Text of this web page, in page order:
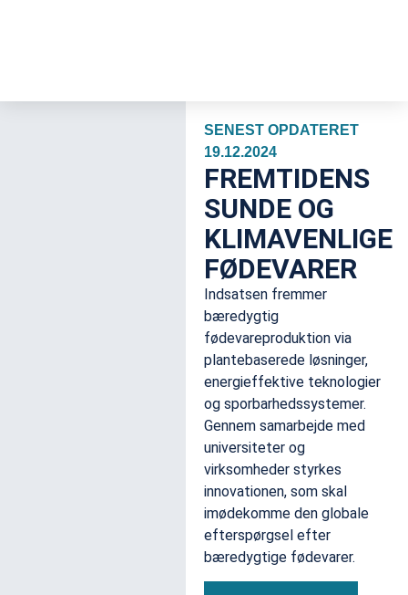
SENEST OPDATERET
19.12.2024
FREMTIDENS
SUNDE OG
KLIMAVENLIGE
FØDEVARER
Indsatsen fremmer
bæredygtig
fødevareproduktion via
plantebaserede løsninger,
energieffektive teknologier
og sporbarhedssystemer.
Gennem samarbejde med
universiteter og
virksomheder styrkes
innovationen, som skal
imødekomme den globale
efterspørgsel efter
bæredygtige fødevarer.